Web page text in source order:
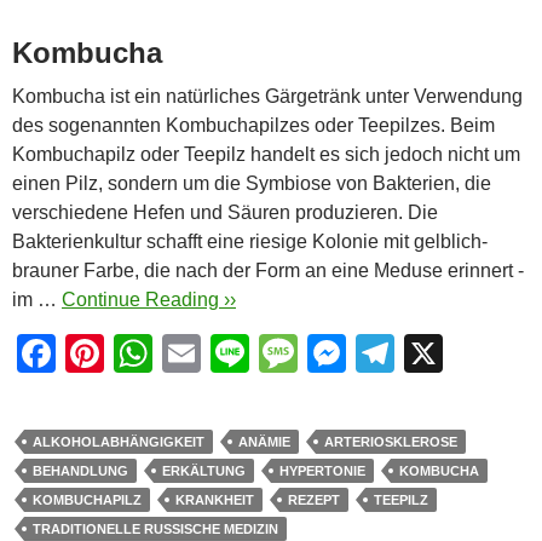
Kombucha
Kombucha ist ein natürliches Gärgetränk unter Verwendung
des sogenannten Kombuchapilzes oder Teepilzes. Beim
Kombuchapilz oder Teepilz handelt es sich jedoch nicht um
einen Pilz, sondern um die Symbiose von Bakterien, die
verschiedene Hefen und Säuren produzieren. Die
Bakterienkultur schafft eine riesige Kolonie mit gelblich-
brauner Farbe, die nach der Form an eine Meduse erinnert -
im … Continue Reading ››
F
c
e
b
Pi
er
e
st
W
at
s
A
E
ail
Li
e
M
ss
a
g
M
ss
e
n
T
e
gr
a
ALKOHOLABHÄNGIGKEIT ANÄMIE
ARTERIOSKLEROSE
BEHANDLUNG
ERKÄLTUNG HYPERTONIE
KOMBUCHA
KOMBUCHAPILZ
KRANKHEIT REZEPT
TEEPILZ
TRADITIONELLE RUSSISCHE MEDIZIN